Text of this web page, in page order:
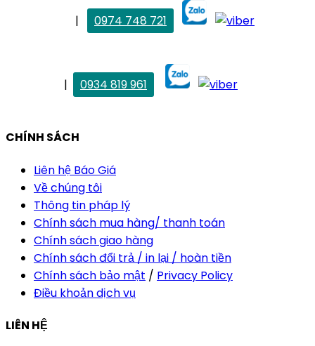
|
0974 748 721
|
0934 819 961
CHÍNH SÁCH
Liên hệ Báo Giá
Về chúng tôi
Thông tin pháp lý
Chính sách mua hàng/ thanh toán
Chính sách giao hàng
Chính sách đổi trả / in lại / hoàn tiền
Chính sách bảo mật / Privacy Policy
Điều khoản dịch vụ
LIÊN HỆ